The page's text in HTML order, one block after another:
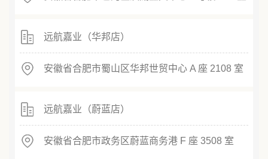
远航嘉业（华邦店）
安徽省合肥市蜀山区华邦世贸中心 A 座 2108 室
远航嘉业（蔚蓝店）
安徽省合肥市政务区蔚蓝商务港 F 座 3508 室